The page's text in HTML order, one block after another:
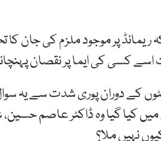
پر موجود ملزم کی جان کا
اسے کسی کی ایما پر نقصان
حلقوں میں گذشتہ 24 گھنٹوں کے دوران
کیا گیا وہ ڈاکٹر عاصم
نہیں ملا؟